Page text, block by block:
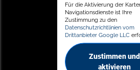
Für die Aktivierung der
Navigationsdienste ist Ihre
Zustimmung zu den
Datenschutzrichtlinien vom
Drittanbieter Google LLC
Zustimmen und
aktivieren